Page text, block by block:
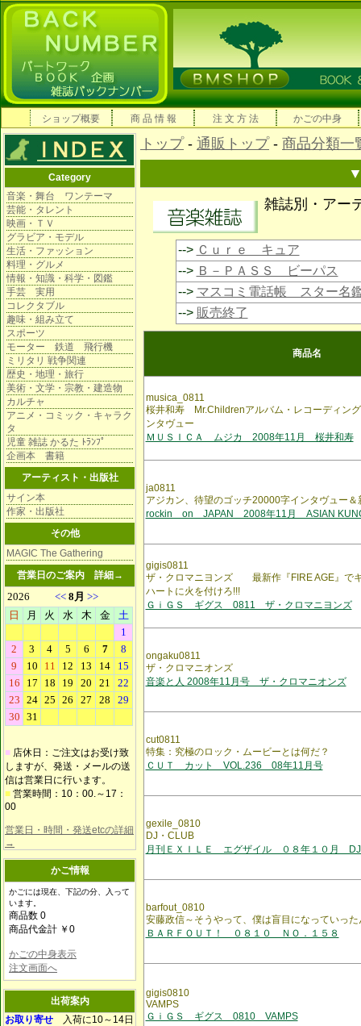
ショップ概要 商 品 情 報 注 文 方 法 かごの中身
Category
音楽・舞台 ワンテーマ
芸能・タレント
映画・ＴＶ
グラビア・モデル
生活・ファッション
料理・グルメ
情報・知識・科学・図鑑
手芸 実用
コレクタブル
趣味・組み立て
スポーツ
モーター 鉄道 飛行機
ミリタリ 戦争関連
歴史・地理・旅行
美術・文学・宗教・建造物
カルチャ
アニメ・コミック・キャラク
タ
児童 雑誌 かるた ﾄﾗﾝﾌﾟ
企画本 書籍
アーティスト・出版社
サイン本
作家・出版社
その他
MAGIC The Gathering
営業日のご案内 詳細→
■ 店休日：ご注文はお受け致
しますが、発送・メールの送
信は営業日に行います。
■ 営業時間：10：00.～17：
00
営業日・時間・発送etcの詳細
→
かご情報
かごには現在、下記の分、入って
います。
商品数 0
商品代金計 ￥0
かごの中身表示
注文画面へ
出荷案内
お取り寄せ 入荷に10～14日
トップ- 通販トップ- 商品分類一
雑誌別・アー
--> Ｃｕｒｅ キュア
--> Ｂ－ＰＡＳＳ ビーパス
--> マスコミ電話帳 スター名
--> 販売終了
商品名
musica_0811
桜井和寿 Mr.Childrenアルバム・レコーディン
ンタヴュー
ＭＵＳＩＣＡ ムジカ 2008年11月 桜井和寿
ja0811
アジカン、待望のゴッチ20000字インタヴュー＆
rockin on JAPAN 2008年11月 ASIAN
gigis0811
ザ・クロマニヨンズ 最新作『FIRE AGE』で
ハートに火を付けろ!!!
ＧｉＧＳ ギグス 0811 ザ・クロマニヨンズ
ongaku0811
ザ・クロマニオンズ
音楽と人 2008年11月号 ザ・クロマニオンズ
cut0811
特集：究極のロック・ムービーとは何だ？
ＣＵＴ カット VOL.236 08年11月号
gexile_0810
DJ・CLUB
月刊ＥＸＩＬＥ エグザイル ０８年１０月 DJ
barfout_0810
安藤政信～そうやって、僕は盲目になっていった
ＢＡＲＦＯＵＴ！ ０８１０ ＮＯ．１５８
gigis0810
VAMPS
ＧｉＧＳ ギグス 0810 VAMPS